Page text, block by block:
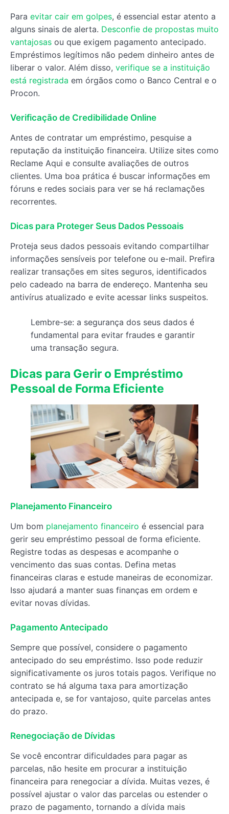
Para evitar cair em golpes, é essencial estar atento a
alguns sinais de alerta. Desconfie de propostas muito
vantajosas ou que exigem pagamento antecipado.
Empréstimos legítimos não pedem dinheiro antes de
liberar o valor. Além disso, verifique se a instituição
está registrada em órgãos como o Banco Central e o
Procon.
Verificação de Credibilidade Online
Antes de contratar um empréstimo, pesquise a
reputação da instituição financeira. Utilize sites como
Reclame Aqui e consulte avaliações de outros
clientes. Uma boa prática é buscar informações em
fóruns e redes sociais para ver se há reclamações
recorrentes.
Dicas para Proteger Seus Dados Pessoais
Proteja seus dados pessoais evitando compartilhar
informações sensíveis por telefone ou e-mail. Prefira
realizar transações em sites seguros, identificados
pelo cadeado na barra de endereço. Mantenha seu
antivírus atualizado e evite acessar links suspeitos.
Lembre-se: a segurança dos seus dados é
fundamental para evitar fraudes e garantir
uma transação segura.
Dicas para Gerir o Empréstimo
Pessoal de Forma Eficiente
Planejamento Financeiro
Um bom planejamento financeiro é essencial para
gerir seu empréstimo pessoal de forma eficiente.
Registre todas as despesas e acompanhe o
vencimento das suas contas. Defina metas
financeiras claras e estude maneiras de economizar.
Isso ajudará a manter suas finanças em ordem e
evitar novas dívidas.
Pagamento Antecipado
Sempre que possível, considere o pagamento
antecipado do seu empréstimo. Isso pode reduzir
significativamente os juros totais pagos. Verifique no
contrato se há alguma taxa para amortização
antecipada e, se for vantajoso, quite parcelas antes
do prazo.
Renegociação de Dívidas
Se você encontrar dificuldades para pagar as
parcelas, não hesite em procurar a instituição
financeira para renegociar a dívida. Muitas vezes, é
possível ajustar o valor das parcelas ou estender o
prazo de pagamento, tornando a dívida mais